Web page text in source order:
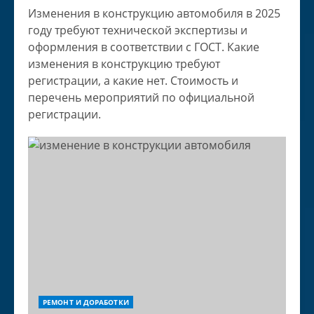
Изменения в конструкцию автомобиля в 2025
году требуют технической экспертизы и
оформления в соответствии с ГОСТ. Какие
изменения в конструкцию требуют
регистрации, а какие нет. Стоимость и
перечень мероприятий по официальной
регистрации.
РЕМОНТ И ДОРАБОТКИ